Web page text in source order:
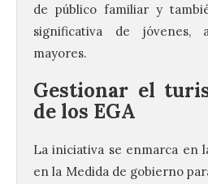
de público familiar y
significativa de jóvenes,
mayores.
Gestionar el
de los EGA
La iniciativa se enmarca en
en la Medida de gobierno